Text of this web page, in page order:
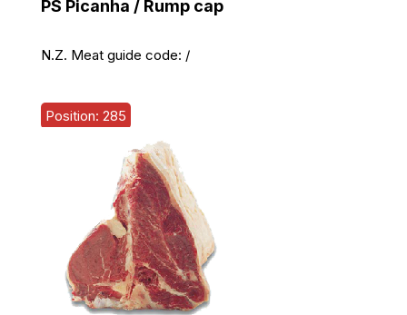
PS Picanha / Rump cap
N.Z. Meat guide code: /
Position: 285